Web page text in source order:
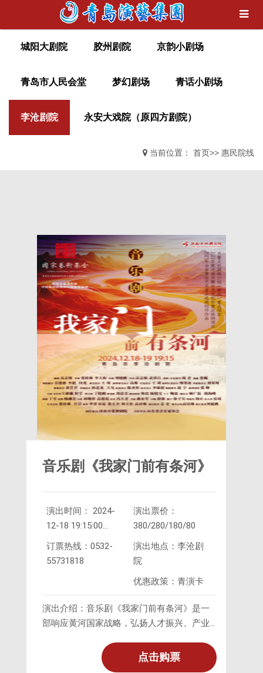
城阳大剧院 胶州剧院 京韵小剧场
青岛市人民会堂 梦幻剧场 青话小剧场
李沧剧院 永安大戏院（原四方剧院）
当前位置： 首页>> 惠民院线
音乐剧《我家门前有条河》
演出时间： 2024-
12-18 19:15:00
2024-
12-19 19:15:00
订票热线：0532-
55731818
演出票价：
380/280/180/80
演出地点：李沧剧
院
优惠政策：青演卡
演出介绍：音乐剧《我家门前有条河》是一
部响应黄河国家战略，弘扬人才振兴、产业
品。作品分为上下两幕，共九场，风格诙谐
幽默又不乏温情和浪漫，是一部青春、阳光
点击购票